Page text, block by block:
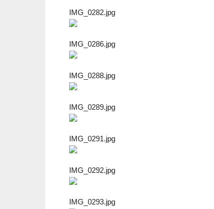
IMG_0282.jpg
IMG_0286.jpg
IMG_0288.jpg
IMG_0289.jpg
IMG_0291.jpg
IMG_0292.jpg
IMG_0293.jpg